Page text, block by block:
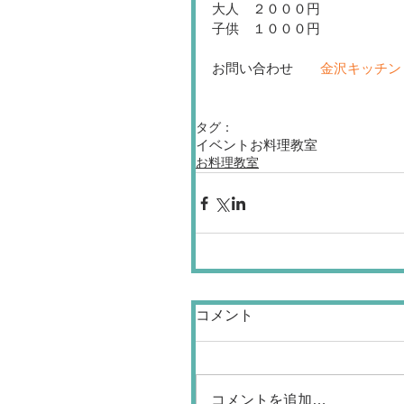
大人　２０００円
子供　１０００円
お問い合わせ 金沢キ
タグ：
イベント お料理教室
お料理教室
コメント
コメントを追加…